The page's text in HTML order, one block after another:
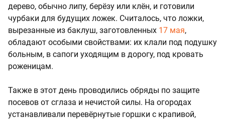
дерево, обычно липу, берёзу или клён, и готовили
чурбаки для будущих ложек. Считалось, что ложки,
вырезанные из баклуш, заготовленных 17 мая,
обладают особыми свойствами: их клали под подушку
больным, в сапоги уходящим в дорогу, под кровать
роженицам.
Также в этот день проводились обряды по защите
посевов от сглаза и нечистой силы. На огородах
устанавливали перевёрнутые горшки с крапивой,